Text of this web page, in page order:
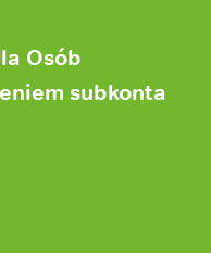
Osób
subkonta